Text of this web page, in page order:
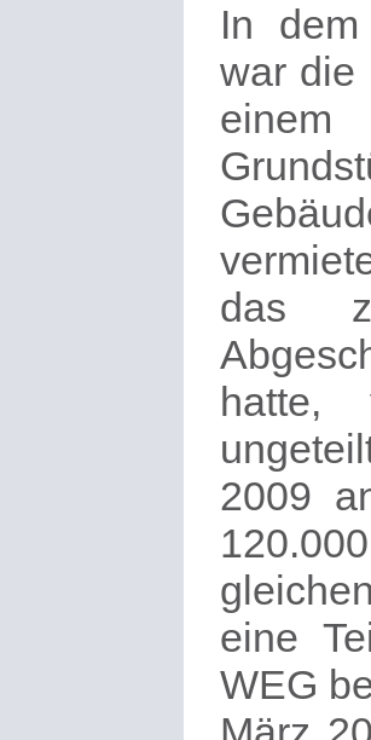
In dem
war die
einem
das
hatte,
2009
eine
WEG